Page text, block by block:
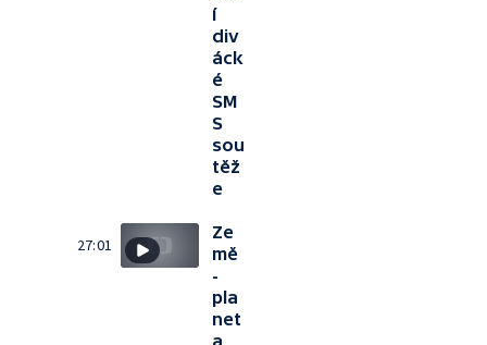
í
div
áck
é
SM
S
sou
těž
e
27:01
Ze
mě
-
pla
net
a